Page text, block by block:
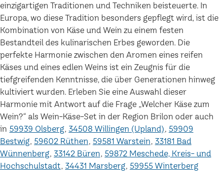
einzigartigen Traditionen und Techniken beisteuerte. In
Europa, wo diese Tradition besonders gepflegt wird, ist die
Kombination von Käse und Wein zu einem festen
Bestandteil des kulinarischen Erbes geworden. Die
perfekte Harmonie zwischen den Aromen eines reifen
Käses und eines edlen Weins ist ein Zeugnis für die
tiefgreifenden Kenntnisse, die über Generationen hinweg
kultiviert wurden. Erleben Sie eine Auswahl dieser
Harmonie mit Antwort auf die Frage „Welcher Käse zum
Wein?“ als Wein-Käse-Set in der Region Brilon oder auch
in 59939 Olsberg 34508 Willingen (Upland) 59909
Bestwig 59602 Rüthen 59581 Warstein 33181 Bad
Wünnenberg 33142 Büren 59872 Meschede, Kreis- und
Hochschulstadt 34431 Marsberg 59955 Winterberg